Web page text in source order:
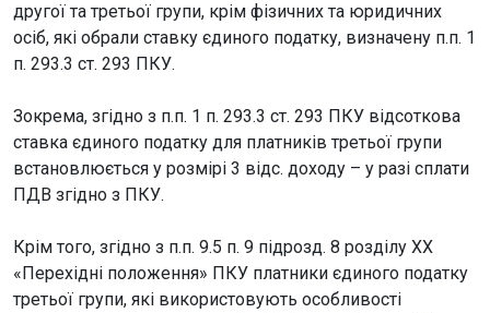
другої та третьої групи, крім фізичних та юридичних
осіб, які обрали ставку єдиного податку, визначену п.п. 1
п. 293.3 ст. 293 ПКУ.
Зокрема, згідно з п.п. 1 п. 293.3 ст. 293 ПКУ відсоткова
ставка єдиного податку для платників третьої групи
встановлюється у розмірі 3 відс. доходу – у разі сплати
ПДВ згідно з ПКУ.
Крім того, згідно з п.п. 9.5 п. 9 підрозд. 8 розділу ХХ
«Перехідні положення» ПКУ платники єдиного податку
третьої групи, які використовують особливості